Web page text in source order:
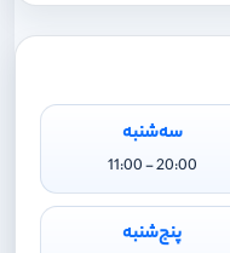
سه‌شنبه
20:00 - 11:00
پنج‌شنبه